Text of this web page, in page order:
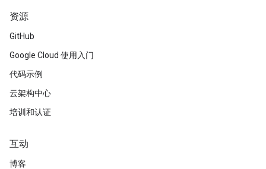
资源
GitHub
Google Cloud 使用入门
代码示例
云架构中心
培训和认证
互动
博客